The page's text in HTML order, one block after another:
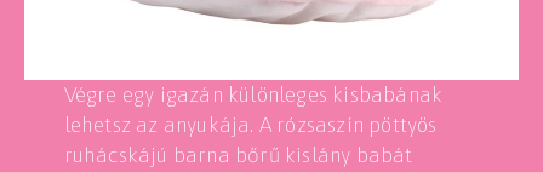
Végre egy igazán különleges kisbabának
lehetsz az anyukája. A rózsaszín pöttyös
ruhácskájú barna bőrű kislány babát